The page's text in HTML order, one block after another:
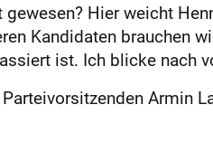
Hier weicht
Kandidaten brauchen
ist. Ich blicke nach
Armin